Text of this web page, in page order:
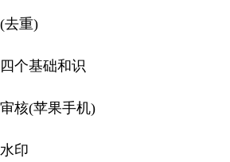
去重)
个基础和识
核(苹果手机)
印